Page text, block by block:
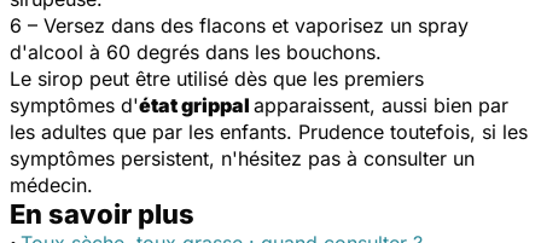
6 – Versez dans des flacons et vaporisez un spray
d'alcool à 60 degrés dans les bouchons.
Le sirop peut être utilisé dès que les premiers
symptômes d'état grippal apparaissent, aussi bien par
les adultes que par les enfants. Prudence toutefois, si les
symptômes persistent, n'hésitez pas à consulter un
médecin.
En savoir plus